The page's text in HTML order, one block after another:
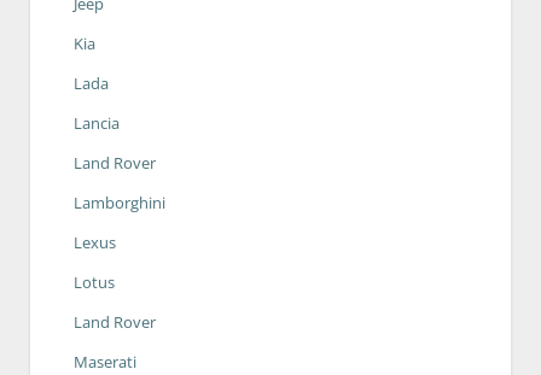
Kia
Lada
Lancia
Land Rover
Lamborghini
Lexus
Lotus
Land Rover
Maserati